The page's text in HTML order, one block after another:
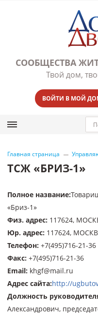
СООБЩЕСТВА
Твой дом,
ВОЙТИ В МОЙ
Главная страница
ТСЖ «БРИЗ-1»
Полное название:
«Бриз-1»
Физ. адрес: 117624,
Юр. адрес: 117624,
Телефон: +7(495)716-21-36
Факс: +7(495)716-21-36
Email: khgf@mail.ru
Адрес сайта:http://
Должность
Александрович,